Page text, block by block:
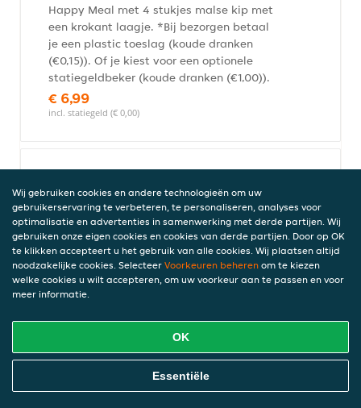
Happy Meal met 4 stukjes malse kip met
een krokant laagje. *Bij bezorgen betaal
je een plastic toeslag (koude dranken
(€0,15)). Of je kiest voor een optionele
statiegeldbeker (koude dranken (€1,00)).
€ 6,99
incl. statiegeld (€ 0,00)
Boekje
Happy Meal met een burger van rundvlees
met Cheddar Smeltkaas, ketchup,
mosterd, uitjes en augurk op een speciaal
hamburgerbroodje. *Bij bezorgen betaal je
een plastic toeslag (koude dranken
(€0,15)). Of je kiest voor een optionele
statiegeldbeker (koude dranken (€1,00)).
incl. statiegeld (€ 0,00)
Online Eten Bestellen
Wij gebruiken cookies en andere technologieën om uw
gebruikerservaring te verbeteren, te personaliseren, analyses voor
optimalisatie en advertenties in samenwerking met derde partijen. Wij
gebruiken onze eigen cookies en cookies van derde partijen. Door op OK
te klikken accepteert u het gebruik van alle cookies. Wij plaatsen altijd
noodzakelijke cookies. Selecteer Voorkeuren beheren om te kiezen
welke cookies u wilt accepteren, om uw voorkeur aan te passen en voor
meer informatie.
OK
Essentiële